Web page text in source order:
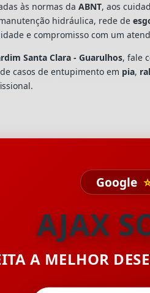
às normas daABNT, aos
hidráulica, rede de
e compromisso com um
Santa Clara - Guarulhos, fale
casos de entupimento em pia,
Google
AJAX
A MELHOR